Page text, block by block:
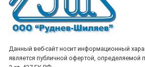
Данный веб-сайт носит информационный
является публичной офертой, определяемой